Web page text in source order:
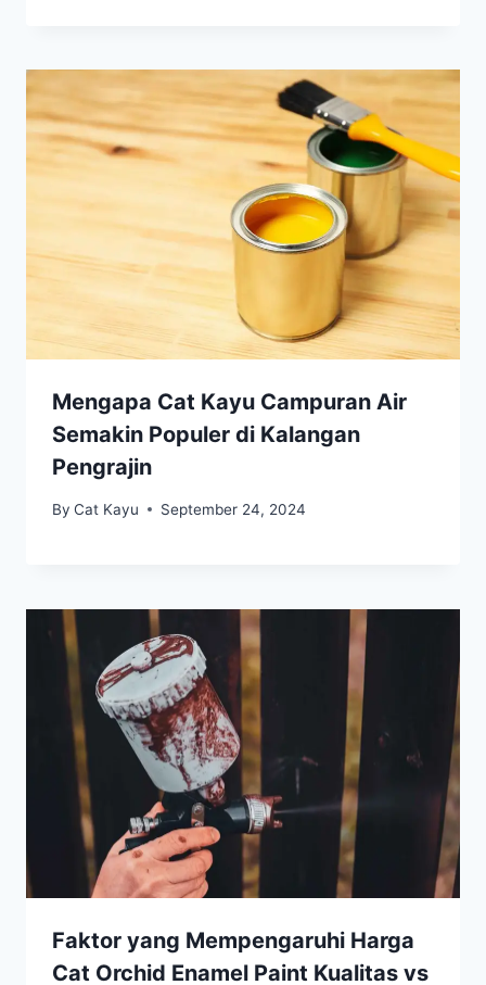
Mengapa Cat Kayu Campuran Air
Semakin Populer di Kalangan
Pengrajin
By Cat Kayu September 24, 2024
Faktor yang Mempengaruhi Harga
Cat Orchid Enamel Paint Kualitas vs